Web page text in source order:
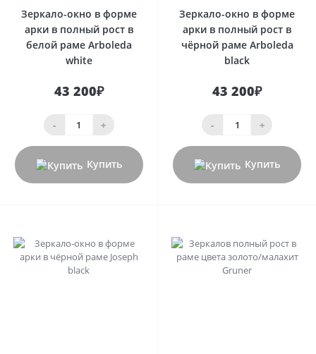
Зеркало-окно в форме
арки в полный рост в
белой раме Arboleda
white
43 200₽
- +
Купить
Зеркало-окно в форме
арки в полный рост в
чёрной раме Arboleda
black
43 200₽
- +
Купить